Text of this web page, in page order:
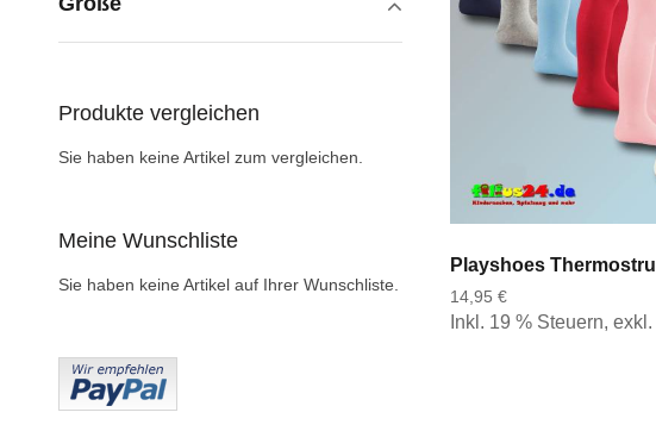
14,95 €
Inkl. 19 % Steuern,
Produkte vergleichen
Sie haben keine Artikel zum vergleichen.
Meine Wunschliste
Sie haben keine Artikel auf Ihrer Wunschliste.